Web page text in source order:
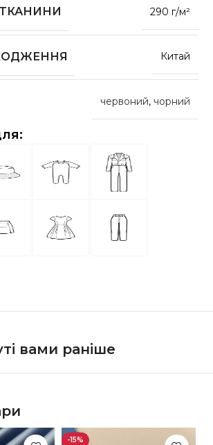
290 г/м²
Китай
червоний, чорний
вами раніше
-15%